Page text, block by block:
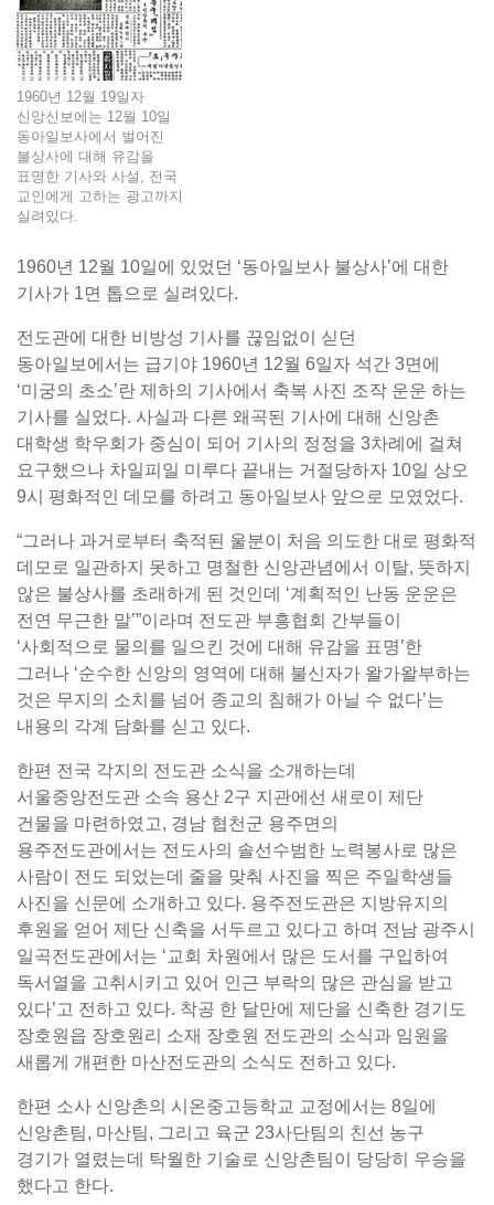
1960년 12월 19일자
신앙신보에는 12월 10일
동아일보사에서 벌어진
불상사에 대해 유감을
표명한 기사와 사설, 전국
교인에게 고하는 광고까지
실려있다.
1960년 12월 10일에 있었던 ‘동아일보사 불상사’에 대한
기사가 1면 톱으로 실려있다.
전도관에 대한 비방성 기사를 끊임없이 싣던
동아일보에서는 급기야 1960년 12월 6일자 석간 3면에
‘미궁의 초소’란 제하의 기사에서 축복 사진 조작 운운 하는
기사를 실었다. 사실과 다른 왜곡된 기사에 대해 신앙촌
대학생 학우회가 중심이 되어 기사의 정정을 3차례에 걸쳐
요구했으나 차일피일 미루다 끝내는 거절당하자 10일 상오
9시 평화적인 데모를 하려고 동아일보사 앞으로 모였었다.
“그러나 과거로부터 축적된 울분이 처음 의도한 대로 평화적
데모로 일관하지 못하고 명철한 신앙관념에서 이탈, 뜻하지
않은 불상사를 초래하게 된 것인데 ‘계획적인 난동 운운은
전연 무근한 말’”이라며 전도관 부흥협회 간부들이
‘사회적으로 물의를 일으킨 것에 대해 유감을 표명’한
그러나 ‘순수한 신앙의 영역에 대해 불신자가 왈가왈부하는
것은 무지의 소치를 넘어 종교의 침해가 아닐 수 없다’는
내용의 각계 담화를 싣고 있다.
한편 전국 각지의 전도관 소식을 소개하는데
서울중앙전도관 소속 용산 2구 지관에선 새로이 제단
건물을 마련하였고, 경남 협천군 용주면의
용주전도관에서는 전도사의 솔선수범한 노력봉사로 많은
사람이 전도 되었는데 줄을 맞춰 사진을 찍은 주일학생들
사진을 신문에 소개하고 있다. 용주전도관은 지방유지의
후원을 얻어 제단 신축을 서두르고 있다고 하며 전남 광주시
일곡전도관에서는 ‘교회 차원에서 많은 도서를 구입하여
독서열을 고취시키고 있어 인근 부락의 많은 관심을 받고
있다’고 전하고 있다. 착공 한 달만에 제단을 신축한 경기도
장호원읍 장호원리 소재 장호원 전도관의 소식과 임원을
새롭게 개편한 마산전도관의 소식도 전하고 있다.
한편 소사 신앙촌의 시온중고등학교 교정에서는 8일에
신앙촌팀, 마산팀, 그리고 육군 23사단팀의 친선 농구
경기가 열렸는데 탁월한 기술로 신앙촌팀이 당당히 우승을
했다고 한다.